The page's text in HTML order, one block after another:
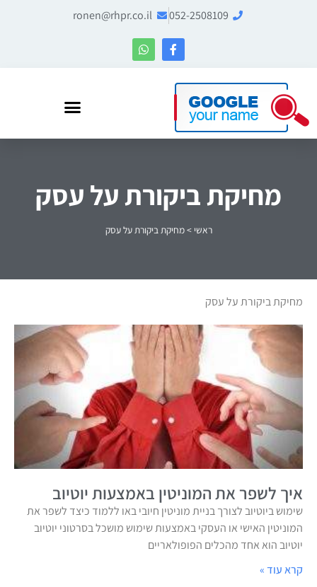
052-2508109
ronen@rhpr.co.il
מחיקת ביקורת על עסק
ראשי >מחיקת ביקורת על עסק
מחיקת ביקורת על עסק
איך לשפר את המוניטין באמצעות יוטיוב
שימוש ביוטיוב לצורך בניית מוניטין חיובי באו ללמוד כיצד לשפר את
המוניטין האישי או העסקי באמצעות שימוש מושכל בסרטוני יוטיוב
יוטיוב הוא אחד מהכלים הפופולאריים
קרא עוד »